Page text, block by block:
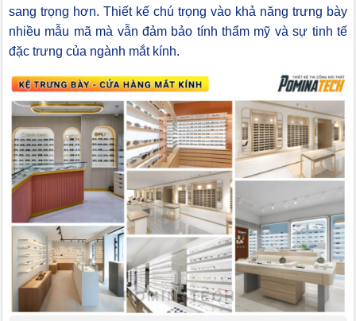
sang trọng hơn. Thiết kế chú trọng vào khả năng trưng bày
nhiều mẫu mã mà vẫn đảm bảo tính thẩm mỹ và sự tinh tế
đặc trưng của ngành mắt kính.